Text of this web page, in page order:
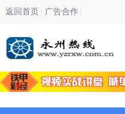
返回首页 广告合作